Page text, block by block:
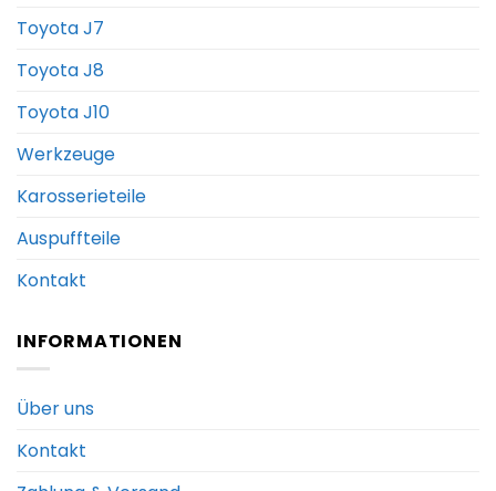
Toyota J7
Toyota J8
Toyota J10
Werkzeuge
Karosserieteile
Auspuffteile
Kontakt
INFORMATIONEN
Über uns
Kontakt